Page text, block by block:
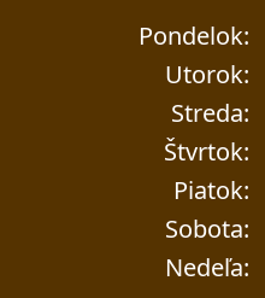
Pondelok:
Utorok:
Streda:
Štvrtok:
Piatok:
Sobota:
Nedeľa: